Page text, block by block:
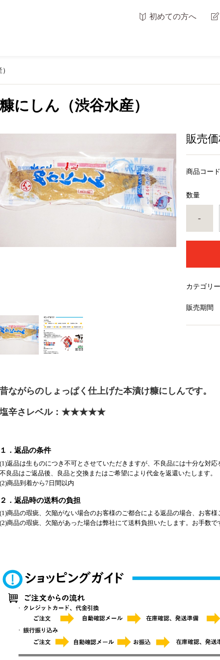
初めての方へ
にしん（渋谷水産）
販売
商品コード
数量
-
カテゴリー
販売期間
ながらのしょっぱく仕上げた本漬け糠にしんです。
辛さレベル：★★★★★
．返品の条件
返品は生ものにつき不可とさせていただきますが、不良品には十分な対
良品はご返品後、良品と交換またはご希望により代金を返還いたします。
商品到着から7日間以内
．返品時の送料の負担
商品の瑕疵、欠陥がない場合のお客様のご都合による返品の場合、お客
商品の瑕疵、欠陥があった場合は弊社にて送料負担いたします。お手数